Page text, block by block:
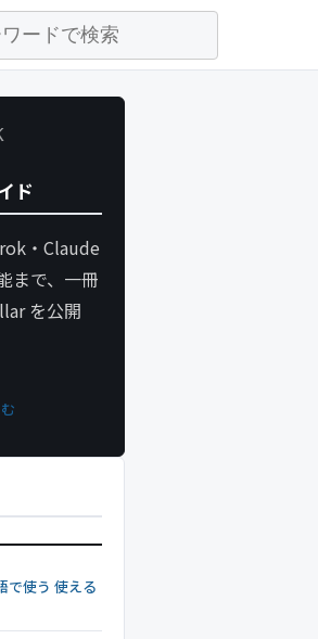
ド
・Claude
まで、一冊
を公開
で使う 使える